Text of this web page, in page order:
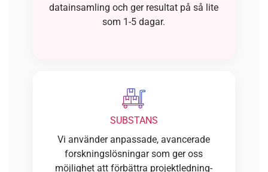
datainsamling och ger resultat på så lite
som 1-5 dagar.
SUBSTANS
Vi använder anpassade, avancerade
forskningslösningar som ger oss
möjlighet att förbättra projektledning-